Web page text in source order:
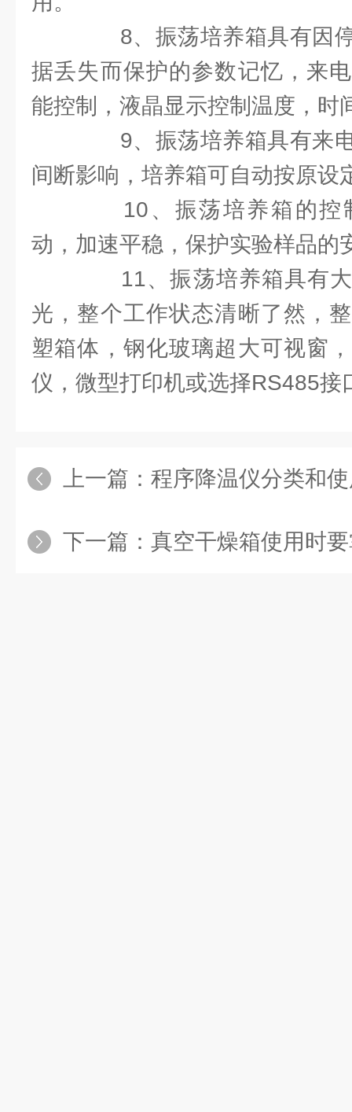
8、振荡培养箱具有因停
据丢失而保护的参数记忆，来
能控制，液晶显示控制温度，时
9、振荡培养箱具有来电
间断影响，培养箱可自动按原设
10、振荡培养箱的控
动，加速平稳，保护实验样品的
11、振荡培养箱具有大
光，整个工作状态清晰了然，
塑箱体，钢化玻璃超大可视窗
仪，微型打印机或选择RS485接
上一篇： 程序降温仪分类和
下一篇： 真空干燥箱使用时要掌